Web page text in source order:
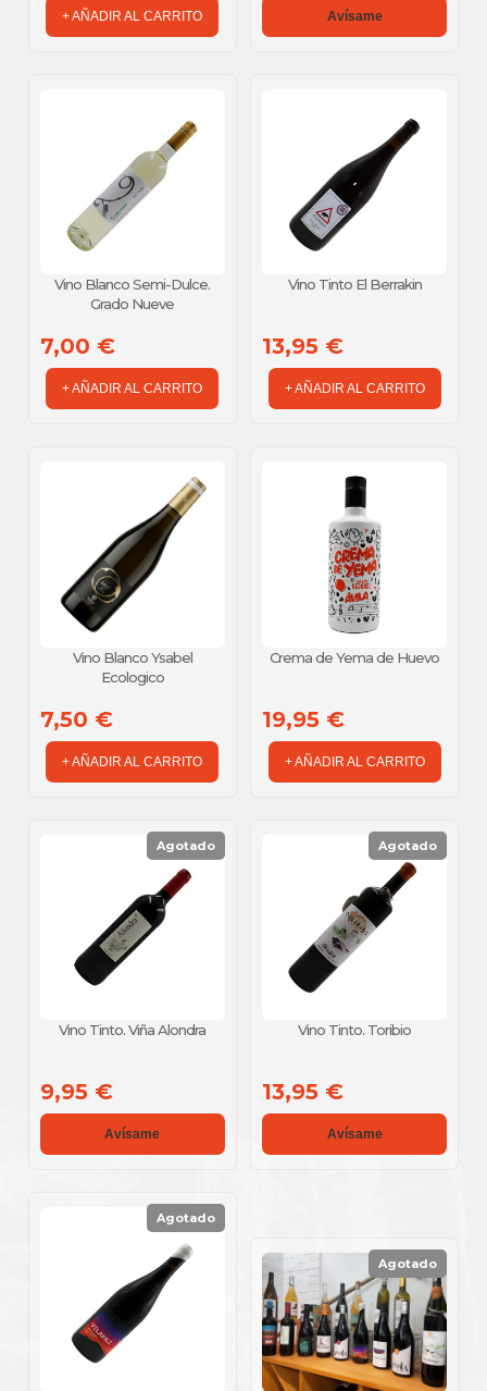
+ AÑADIR AL CARRITO Avísame
Vino Blanco Semi-Dulce.
Grado Nueve
7,00 €
+ AÑADIR AL CARRITO
Vino Tinto El Berrakin
13,95 €
+ AÑADIR AL CARRITO
Vino Blanco Ysabel
Ecologico
7,50 €
+ AÑADIR AL CARRITO
Crema de Yema de Huevo
19,95 €
+ AÑADIR AL CARRITO
Vino Tinto. Viña Alondra
9,95 €
Agotado
Avísame
Vino Tinto. Toribio
13,95 €
Agotado
Avísame
Agotado
Agotado